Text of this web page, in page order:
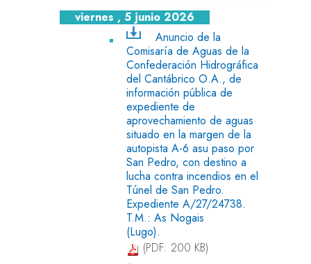
viernes , 5 junio 2026
Anuncio de la
Comisaría de Aguas de la
Confederación Hidrográfica
del Cantábrico O.A., de
información pública de
expediente de
aprovechamiento de aguas
situado en la margen de la
autopista A-6 asu paso por
San Pedro, con destino a
lucha contra incendios en el
Túnel de San Pedro.
Expediente A/27/24738.
T.M.: As Nogais
(Lugo).
(PDF: 200 KB)